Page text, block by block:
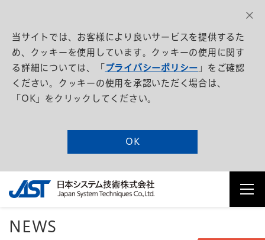
当サイトでは、お客様により良いサービスを提供するた
め、クッキーを使用しています。クッキーの使用に関す
る詳細については、「 プライバシーポリシー 」をご確認
ください。クッキーの使用を承認いただく場合は、
「OK」をクリックしてください。
OK
NEWS